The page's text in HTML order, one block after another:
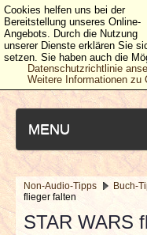
MENU
NEUESTE
Non-Audio-Tipps Buch-
flieger falten
STAR WARS
Cookies helfen uns bei der
Bereitstellung unseres Online-
Angebots. Durch die Nutzung
unserer Dienste erklären Sie
setzen. Sie haben auch die
Datenschutzrichtlinie
Weitere Informationen zu